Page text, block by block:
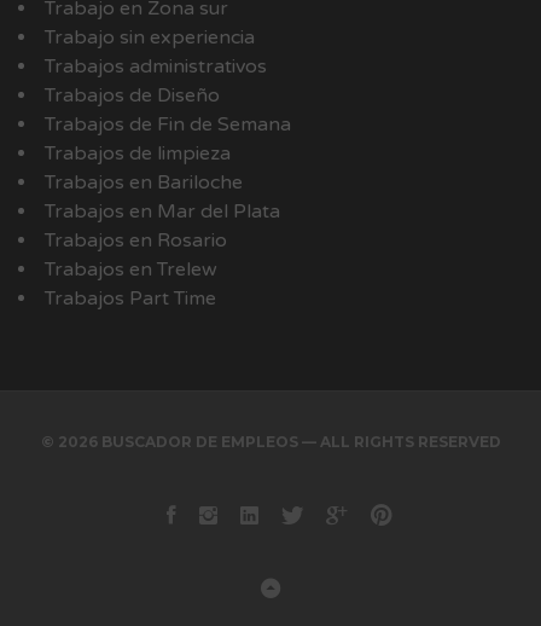
Trabajo en Zona sur
Trabajo sin experiencia
Trabajos administrativos
Trabajos de Diseño
Trabajos de Fin de Semana
Trabajos de limpieza
Trabajos en Bariloche
Trabajos en Mar del Plata
Trabajos en Rosario
Trabajos en Trelew
Trabajos Part Time
© 2026 BUSCADOR DE EMPLEOS — ALL RIGHTS RESERVED
Facebook
instagram
LinkedinTwitterGoogle+